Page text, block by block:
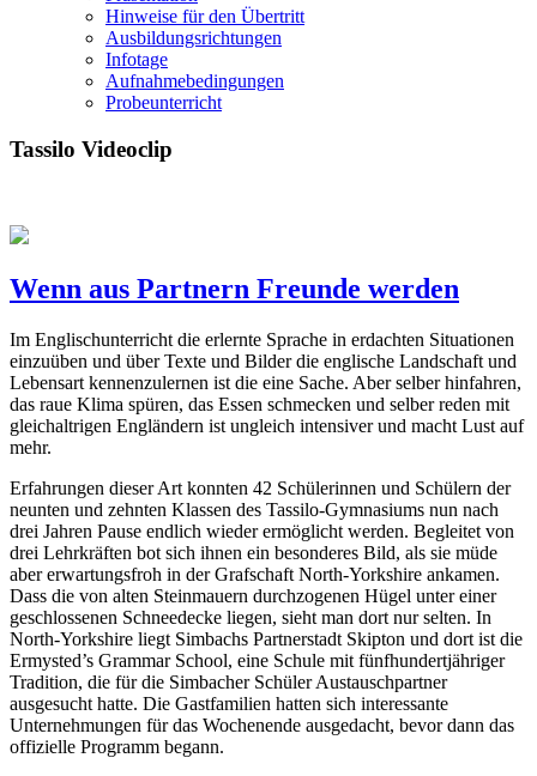
Hinweise für den Übertritt
Ausbildungsrichtungen
Infotage
Aufnahmebedingungen
Probeunterricht
Tassilo Videoclip
Wenn aus Partnern Freunde werden
Im Englischunterricht die erlernte Sprache in erdachten Situationen
einzuüben und über Texte und Bilder die englische Landschaft und
Lebensart kennenzulernen ist die eine Sache. Aber selber hinfahren,
das raue Klima spüren, das Essen schmecken und selber reden mit
gleichaltrigen Engländern ist ungleich intensiver und macht Lust auf
mehr.
Erfahrungen dieser Art konnten 42 Schülerinnen und Schülern der
neunten und zehnten Klassen des Tassilo-Gymnasiums nun nach
drei Jahren Pause endlich wieder ermöglicht werden. Begleitet von
drei Lehrkräften bot sich ihnen ein besonderes Bild, als sie müde
aber erwartungsfroh in der Grafschaft North-Yorkshire ankamen.
Dass die von alten Steinmauern durchzogenen Hügel unter einer
geschlossenen Schneedecke liegen, sieht man dort nur selten. In
North-Yorkshire liegt Simbachs Partnerstadt Skipton und dort ist die
Ermysted’s Grammar School, eine Schule mit fünfhundertjähriger
Tradition, die für die Simbacher Schüler Austauschpartner
ausgesucht hatte. Die Gastfamilien hatten sich interessante
Unternehmungen für das Wochenende ausgedacht, bevor dann das
offizielle Programm begann.